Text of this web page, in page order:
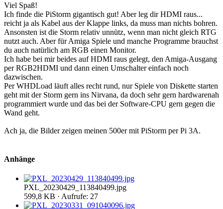
Viel Spaß!
Ich finde die PiStorm gigantisch gut! Aber leg dir HDMI raus...
reicht ja als Kabel aus der Klappe links, da muss man nichts bohren.
Ansonsten ist die Storm relativ unnütz, wenn man nicht gleich RTG
nutzt auch. Aber für Amiga Spiele und manche Programme brauchst
du auch natürlich am RGB einen Monitor.
Ich habe bei mir beides auf HDMI raus gelegt, den Amiga-Ausgang
per RGB2HDMI und dann einen Umschalter einfach noch
dazwischen.
Per WHDLoad läuft alles recht rund, nur Spiele von Diskette starten
geht mit der Storm gern ins Nirvana, da doch sehr gern hardwarenah
programmiert wurde und das bei der Software-CPU gern gegen die
Wand geht.
Ach ja, die Bilder zeigen meinen 500er mit PiStorm per Pi 3A.
Anhänge
PXL_20230429_113840499.jpg
599,8 KB · Aufrufe: 27